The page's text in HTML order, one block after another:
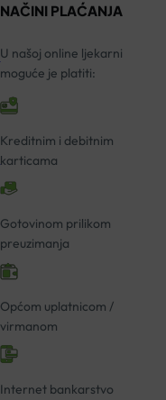
NAČINI PLAĆANJA
U našoj online ljekarni
moguće je platiti:
Kreditnim i debitnim
karticama
Gotovinom prilikom
preuzimanja
Općom uplatnicom /
virmanom
Internet bankarstvo